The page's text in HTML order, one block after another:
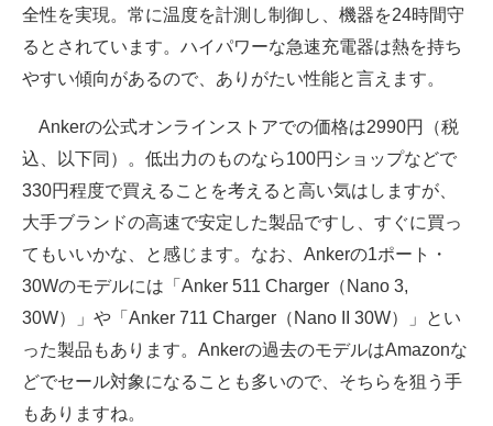
全性を実現。常に温度を計測し制御し、機器を24時間守
るとされています。ハイパワーな急速充電器は熱を持ち
やすい傾向があるので、ありがたい性能と言えます。
Ankerの公式オンラインストアでの価格は2990円（税
込、以下同）。低出力のものなら100円ショップなどで
330円程度で買えることを考えると高い気はしますが、
大手ブランドの高速で安定した製品ですし、すぐに買っ
てもいいかな、と感じます。なお、Ankerの1ポート・
30Wのモデルには「Anker 511 Charger（Nano 3,
30W）」や「Anker 711 Charger（Nano II 30W）」とい
った製品もあります。Ankerの過去のモデルはAmazonな
どでセール対象になることも多いので、そちらを狙う手
もありますね。